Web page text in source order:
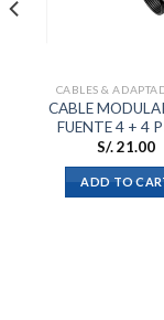
CABLES &
CABLE
FUENTE 4 + 4
S/.21.00
ADD TO